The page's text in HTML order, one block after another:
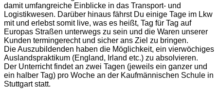
damit umfangreiche Einblicke in das Transport- und
Logistikwesen. Darüber hinaus fährst Du einige Tage im Lkw
mit und erlebst somit live, was es heißt, Tag für Tag auf
Europas Straßen unterwegs zu sein und die Waren unserer
Kunden termingerecht und sicher ans Ziel zu bringen.
Die Auszubildenden haben die Möglichkeit, ein vierwöchiges
Auslands­praktikum (England, Irland etc.) zu absolvieren.
Der Unterricht findet an zwei Tagen (jeweils ein ganzer und
ein halber Tag) pro Woche an der Kaufmännischen Schule in
Stuttgart statt.